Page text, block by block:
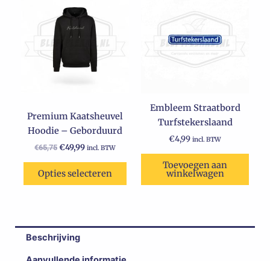
Premium Kaatsheuvel
Hoodie – Geborduurd
€65,75
was:
€65,75.
€49,99
is:
€49,99.
incl. BTW
Opties selecteren
product
heeft
meerdere
variaties.
Deze
worden
op
de
productpagina
Embleem Straatbord
Turfstekerslaand
€4,99 incl. BTW
Toevoegen aan
winkelwagen
Beschrijving